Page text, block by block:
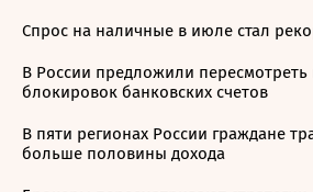
Спрос на наличные в июле стал
В России предложили пересмотреть
блокировок банковских счетов
В пяти регионах России граждане
больше половины дохода